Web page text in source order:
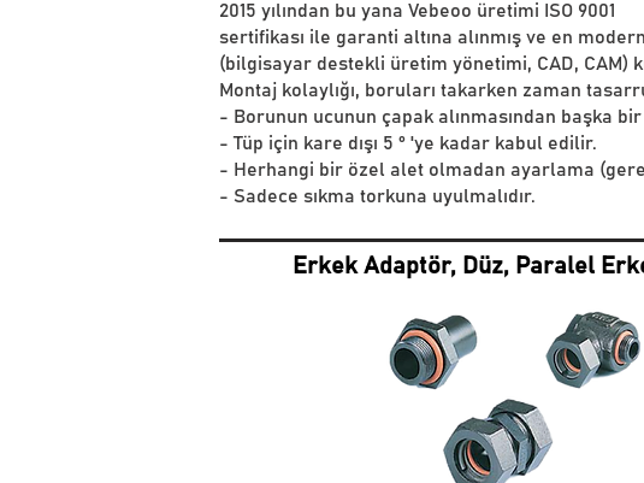
2015 yılından bu yana Vebeoo üretimi ISO 9001
sertifikası ile garanti altına alınmış ve en
(bilgisayar destekli üretim yönetimi, CAD, CAM)
Montaj kolaylığı, boruları takarken zaman
- Borunun ucunun çapak alınmasından başka
- Tüp için kare dışı 5 ° 'ye kadar kabul edilir.
- Herhangi bir özel alet olmadan ayarlama
- Sadece sıkma torkuna uyulmalıdır.
Erkek Adaptör, Düz, Paralel